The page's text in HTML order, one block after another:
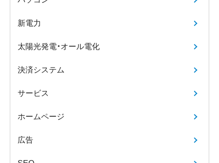
新電力
太陽光発電・オール電化
決済システム
サービス
ホームページ
広告